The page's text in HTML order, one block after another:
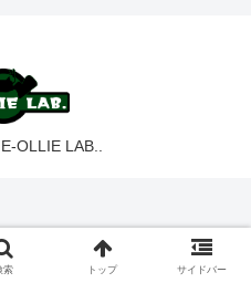
OLLIE LAB..
索 トップ サイドバー